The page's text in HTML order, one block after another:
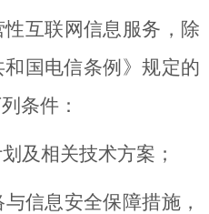
互联网信息服务，除
国电信条例》规定的
条件：
及相关技术方案；
信息安全保障措施，